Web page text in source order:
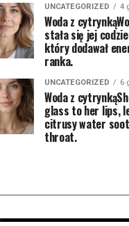
UNCATEGORIZED 4
Woda z
stała się jej
który dodawał
ranka.
UNCATEGORIZED 6
Woda z
glass to her lips,
citrusy water
throat.